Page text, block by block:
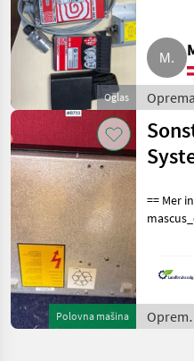
Oglas
Polovna mašina
== Mer
upon
for
za